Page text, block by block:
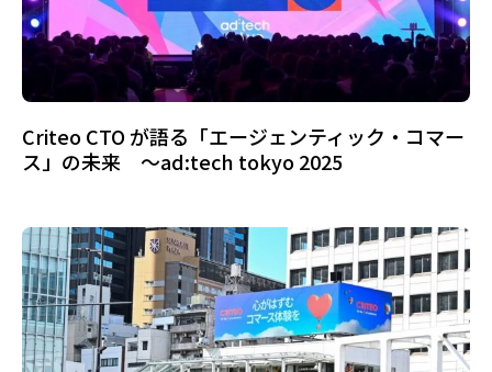
Criteo CTO が語る「エージェンティック・コマー
ス」の未来 ～ad:tech tokyo 2025